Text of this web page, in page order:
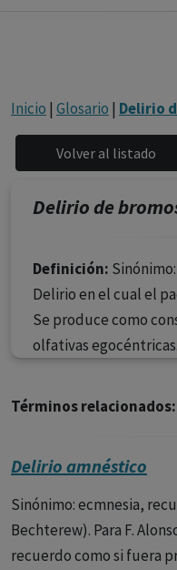
Inicio | Glosario | Delirio
Delirio de
Definición:
Delirio en el cual el
Se produce como
olfativas egocéntricas.
Términos relacionados:
Delirio amnéstico
Sinónimo: ecmnesia,
Bechterew). Para F.
recuerdo como si fuera